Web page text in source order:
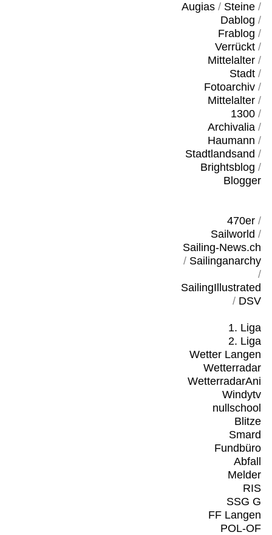
Augias/ Steine/
Dablog /
Frablog /
Verrückt/
Mittelalter/
Stadt/
Fotoarchiv/
Mittelalter/
1300/
Archivalia/
Haumann /
Stadtlandsand /
Brightsblog /
Blogger
470er/
Sailworld /
Sailing-News.ch
/ Sailinganarchy
/
SailingIllustrated
/ DSV
1. Liga
2. Liga
Wetter Langen
Wetterradar
WetterradarAni
Windytv
nullschool
Blitze
Smard
Fundbüro
Abfall
Melder
RIS
SSG G
FF Langen
POL-OF